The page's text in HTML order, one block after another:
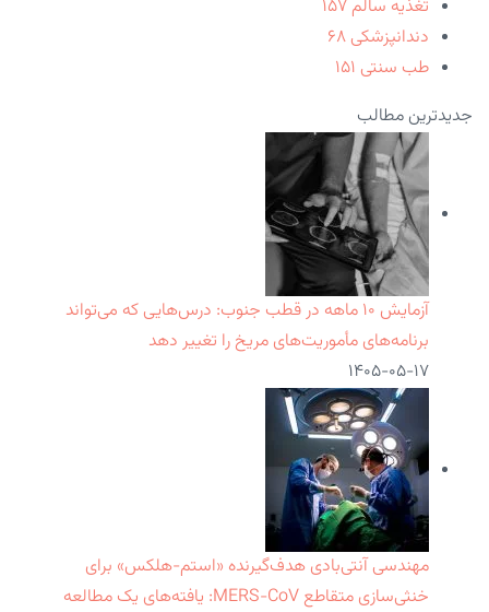
تغذیه سالم ۱۵۷
دندانپزشکی ۶۸
طب سنتی ۱۵۱
جدیدترین مطالب
آزمایش ۱۰ ماهه در قطب جنوب: درس‌هایی که می‌تواند
برنامه‌های مأموریت‌های مریخ را تغییر دهد
۱۴۰۵-۰۵-۱۷
مهندسی آنتی‌بادی هدف‌گیرنده «استم-هلکس» برای
خنثی‌سازی متقاطع MERS-CoV: یافته‌های یک مطالعه